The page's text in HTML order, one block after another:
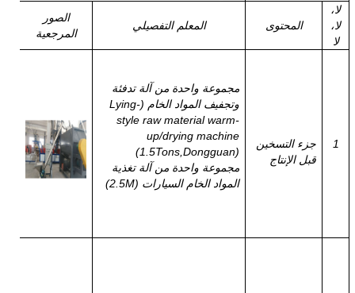
لا،
لا،
لا
المحتوى المعلم التفصيلي
الصور
المرجعية
1
جزء التسخين
قبل الإنتاج
مجموعة واحدة من آلة تدفئة
وتجفيف المواد الخام (Lying-
style raw material warm-
up/drying machine
(1.5Tons,Dongguan)
مجموعة واحدة من آلة تغذية
المواد الخام السيارات (2.5M)